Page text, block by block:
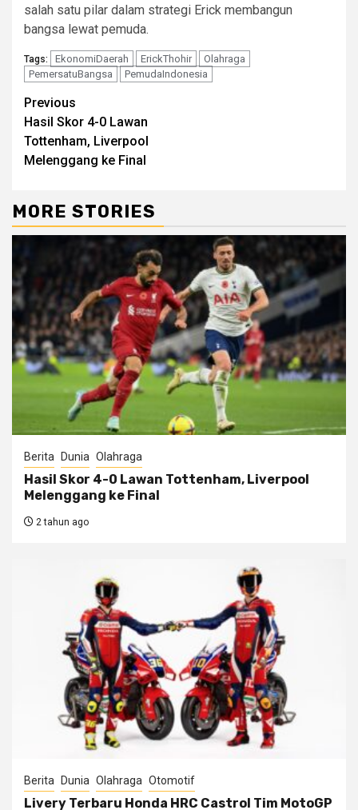
salah satu pilar dalam strategi Erick membangun
bangsa lewat pemuda.
Tags: EkonomiDaerah ErickThohir
Olahraga
PemersatuBangsa
PemudaIndonesia
Continue
Reading
Previous
Hasil Skor 4-0 Lawan
Tottenham, Liverpool
Melenggang ke Final
MORE STORIES
Berita Dunia Olahraga
Hasil Skor 4-0 Lawan Tottenham, Liverpool
Melenggang ke Final
2 tahun ago
Berita Dunia Olahraga Otomotif
Livery Terbaru Honda HRC Castrol Tim MotoGP